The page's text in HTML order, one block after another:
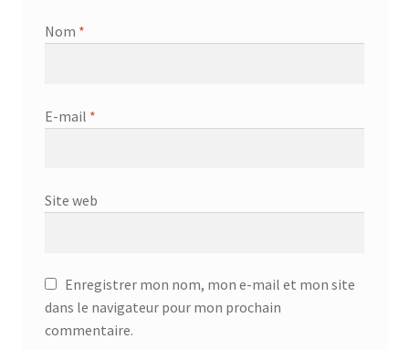
Nom *
E-mail *
Site web
Enregistrer mon nom, mon e-mail et mon site
dans le navigateur pour mon prochain
commentaire.